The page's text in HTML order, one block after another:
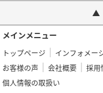
メインメニュー
トップページ インフォメー
お客様の声
会社概要 採用
個人情報の取扱い